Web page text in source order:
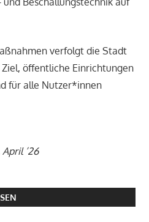
verfolgt die Stadt
öffentliche Einrichtungen
für alle Nutzer*innen
’26